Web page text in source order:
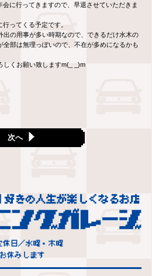
会に行ってきますので、早退させていただきま
ってくる予定です。
出の用事が多い時期なので、できるだけ水木の
部は無理っぽいので、不在が多めになるかも
しくお願い致しますm(_ _)m
次へ
日／水曜・木曜
休みします